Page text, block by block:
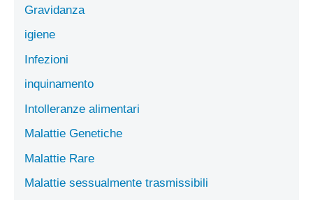
Gravidanza
igiene
Infezioni
inquinamento
Intolleranze alimentari
Malattie Genetiche
Malattie Rare
Malattie sessualmente trasmissibili